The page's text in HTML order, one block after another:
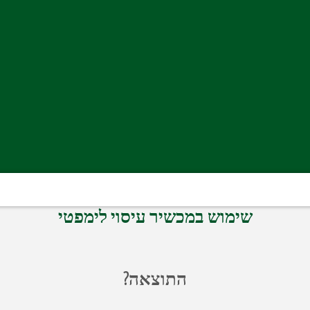
שימוש במכשיר עיסוי לימפטי
התוצאה?